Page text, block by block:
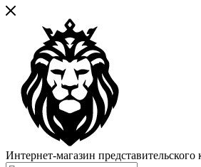
Интернет-магазин представительского